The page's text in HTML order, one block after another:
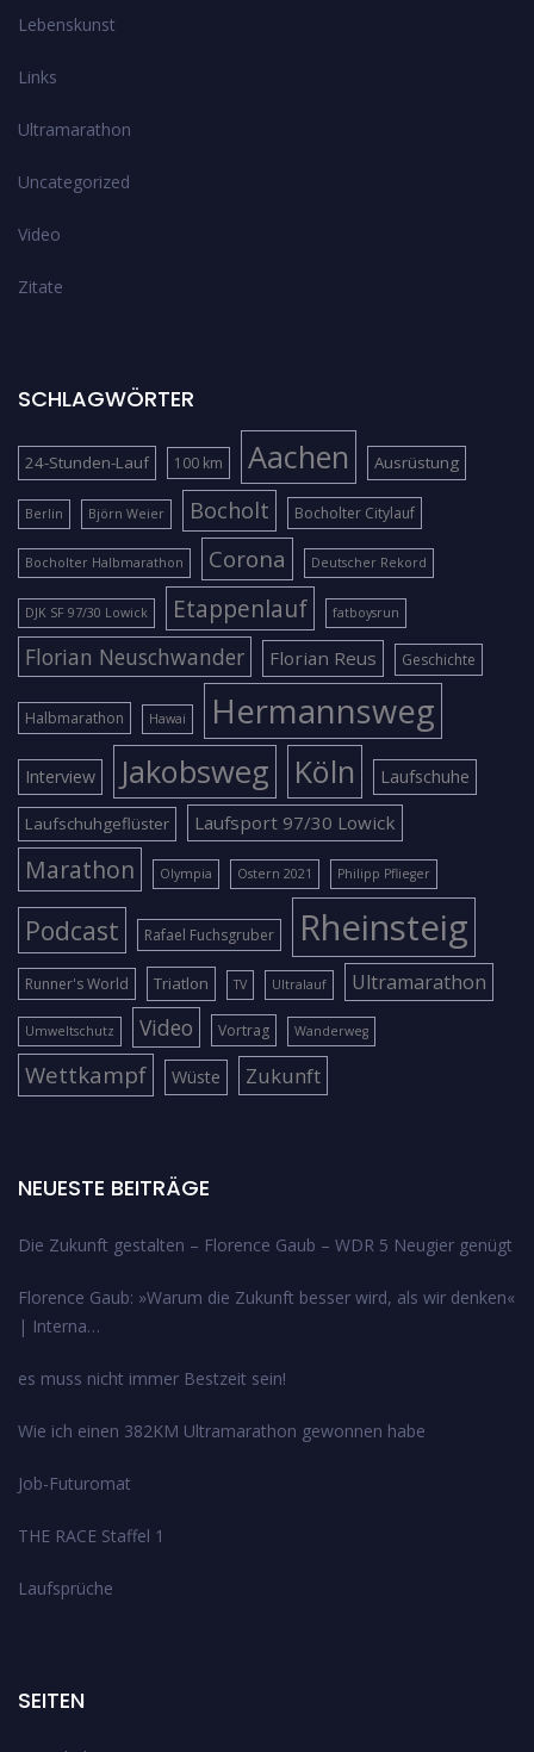
Lebenskunst
Links
Ultramarathon
Uncategorized
Video
Zitate
SCHLAGWÖRTER
24-Stunden-Lauf 100 km Aachen Ausrüstung
Berlin Björn Weier Bocholt Bocholter Citylauf
Bocholter Halbmarathon Corona Deutscher Rekord
DJK SF 97/30 Lowick Etappenlauf fatboysrun
Florian Neuschwander Florian Reus Geschichte
Halbmarathon Hawai Hermannsweg
Interview Jakobsweg Köln Laufschuhe
Laufschuhgeflüster Laufsport 97/30 Lowick
Marathon Olympia Ostern 2021 Philipp Pflieger
Podcast Rafael Fuchsgruber Rheinsteig
Runner's World Triatlon TV Ultralauf Ultramarathon
Umweltschutz Video Vortrag Wanderweg
Wettkampf Wüste Zukunft
NEUESTE BEITRÄGE
Die Zukunft gestalten – Florence Gaub – WDR 5 Neugier genügt
Florence Gaub: »Warum die Zukunft besser wird, als wir denken«
| Interna…
es muss nicht immer Bestzeit sein!
Wie ich einen 382KM Ultramarathon gewonnen habe
Job-Futuromat
THE RACE Staffel 1
Laufsprüche
SEITEN